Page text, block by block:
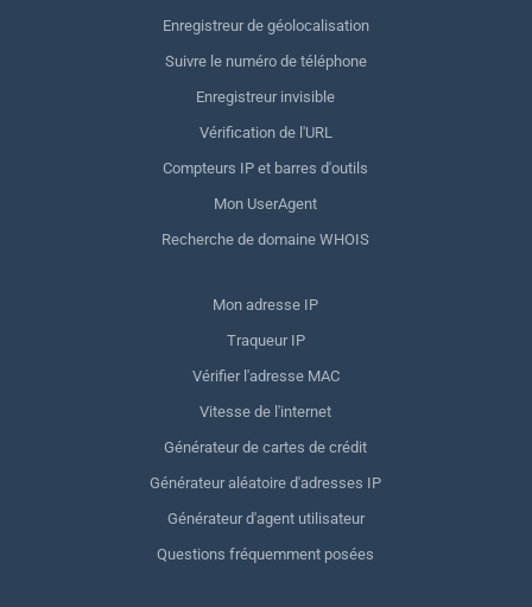
Enregistreur de géolocalisation
Suivre le numéro de téléphone
Enregistreur invisible
Vérification de l'URL
Compteurs IP et barres d'outils
Mon UserAgent
Recherche de domaine WHOIS
Mon adresse IP
Traqueur IP
Vérifier l'adresse MAC
Vitesse de l'internet
Générateur de cartes de crédit
Générateur aléatoire d'adresses IP
Générateur d'agent utilisateur
Questions fréquemment posées